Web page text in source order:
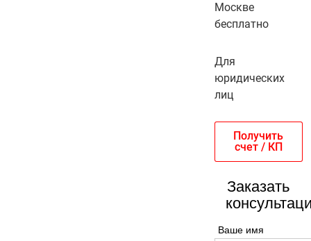
Москве
бесплатно
Для
юридических
лиц
Получить
счет / КП
Заказать
Ваше имя